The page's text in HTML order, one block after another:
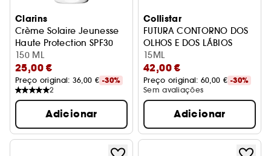
Clarins
Crème Solaire Jeunesse
Haute Protection SPF30
Protetores solares
150 ML
25,00 €
Preço original: 36,00 € -30%
2
Adicionar
Collistar
FUTURA CONTORNO DOS
OLHOS E DOS LÁBIOS
REVITALIZANTE
15ML
42,00 €
Preço original: 60,00 € -30%
Sem avaliações
Adicionar